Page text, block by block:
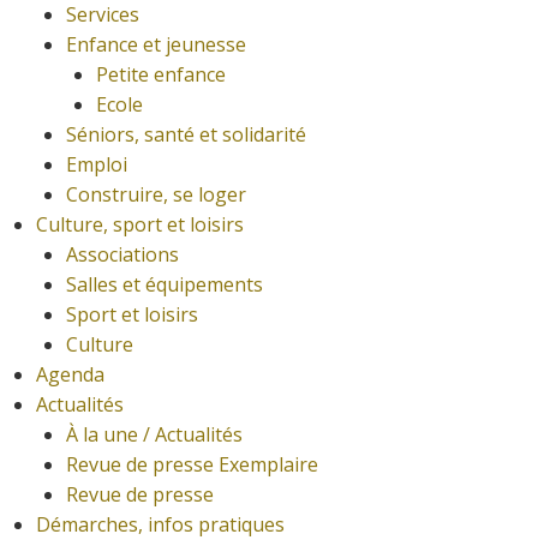
Services
Enfance et jeunesse
Petite enfance
Ecole
Séniors, santé et solidarité
Emploi
Construire, se loger
Culture, sport et loisirs
Associations
Salles et équipements
Sport et loisirs
Culture
Agenda
Actualités
À la une / Actualités
Revue de presse Exemplaire
Revue de presse
Démarches, infos pratiques